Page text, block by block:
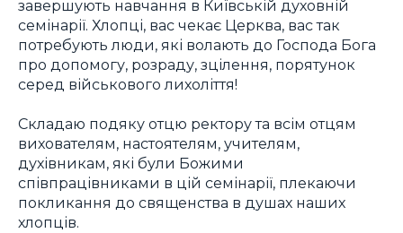
завершують навчання в Київській духовній
семінарії. Хлопці, вас чекає Церква, вас так
потребують люди, які волають до Господа Бога
про допомогу, розраду, зцілення, порятунок
серед військового лихоліття!
Складаю подяку отцю ректору та всім отцям
вихователям, настоятелям, учителям,
духівникам, які були Божими
співпрацівниками в цій семінарії, плекаючи
покликання до священства в душах наших
хлопців.